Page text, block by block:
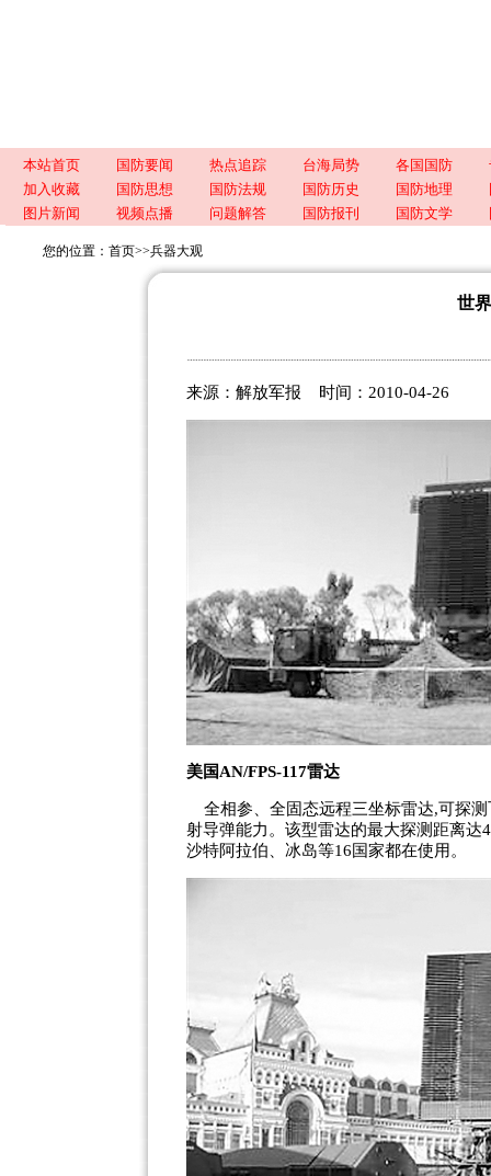
本站首页 国防要闻 热点追踪 台海局势 各国国防
加入收藏
国防思想 国防法规 国防历史 国防地理
图片新闻
视频点播 问题解答 国防报刊 国防文学
您的位置： 首页>>兵器大观
世
来源：解放军报 时间：2010-04-26
美国AN/FPS-117雷达
全相参、全固态远程三坐标雷达,可探
射导弹能力。该型雷达的最大探测距离
沙特阿拉伯、冰岛等16国家都在使用。